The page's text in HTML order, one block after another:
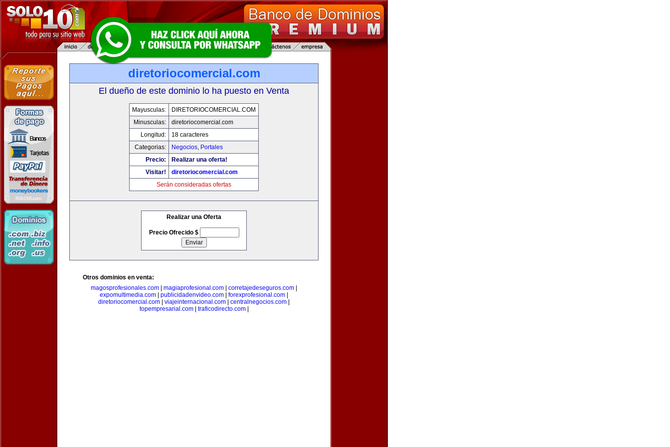
diretoriocomercial.com
El dueño de este dominio lo ha puesto en Venta
Mayusculas:
DIRETORIOCOMERCIAL.COM
Minusculas:
diretoriocomercial.com
Longitud:
18 caracteres
Categorias:
Negocios, Portales
Precio:
Realizar una oferta!
Visitar!
diretoriocomercial.com
Serán consideradas ofertas
Realizar una Oferta
Precio Ofrecido $
Otros dominios en venta:
magosprofesionales.com
magiaprofesional.com corretajedeseguros.com
expomultimedia.com
publicidadenvideo.com forexprofesional.com
diretoriocomercial.com
viajeinternacional.com centralnegocios.com
topempresarial.com| traficodirecto.com|